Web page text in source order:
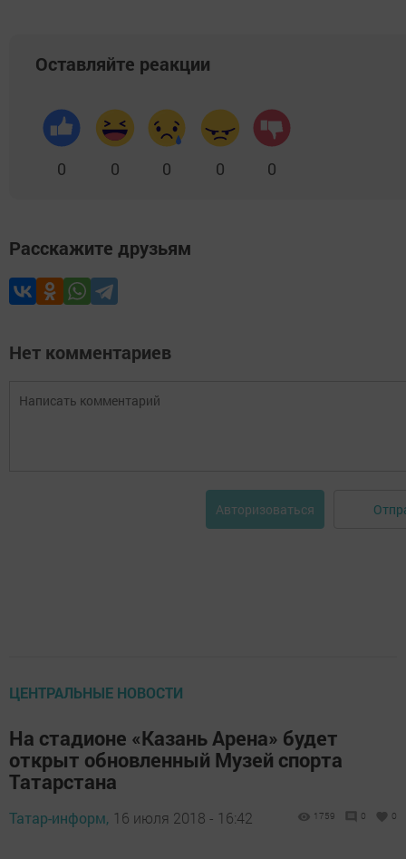
Оставляйте реакции
0 0 0 0 0
Расскажите друзьям
Нет комментариев
Авторизоваться
ЦЕНТРАЛЬНЫЕ НОВОСТИ
На стадионе «Казань Арена» будет
открыт обновленный Музей спорта
Татарстана
Татар-информ, 16 июля 2018 - 16:42 1759 0 0